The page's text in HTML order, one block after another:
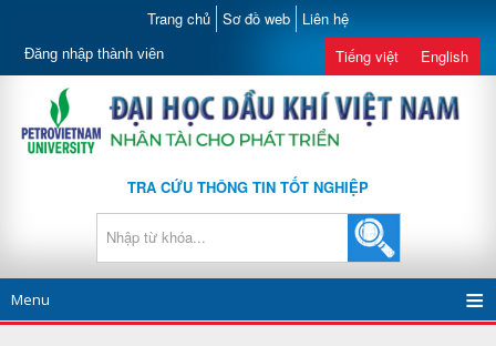
Trang chủ Sơ đồ web Liên hệ
Đăng nhập thành viên Tiếng việt English
TRA CỨU THÔNG TIN TỐT NGHIỆP
Menu